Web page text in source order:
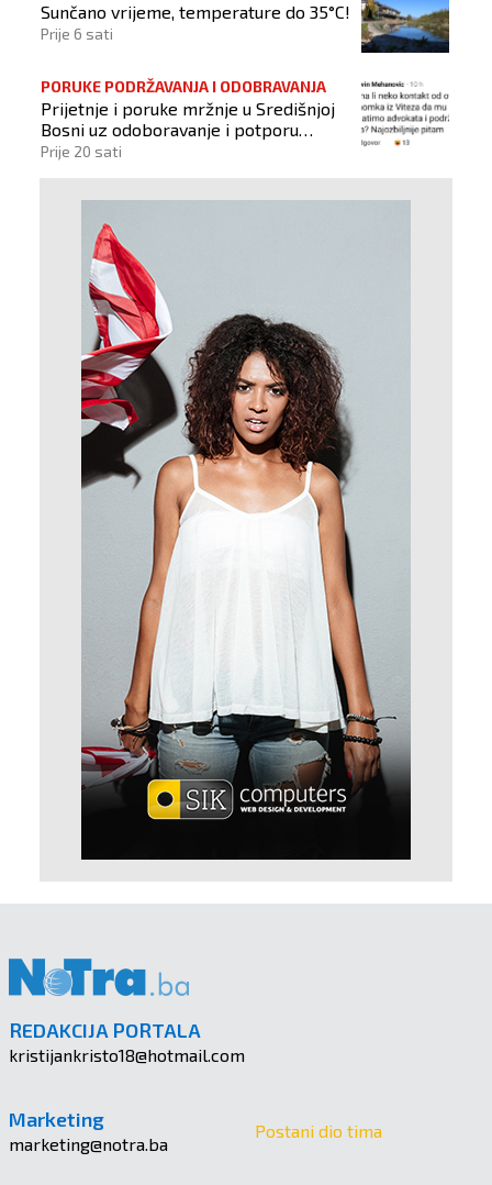
Sunčano vrijeme, temperature do 35°C!
Prije 6 sati
PORUKE PODRŽAVANJA I ODOBRAVANJA
Prijetnje i poruke mržnje u Središnjoj
Bosni uz odoboravanje i potporu
počinitelju
Prije 20 sati
REDAKCIJA PORTALA
kristijankristo18@hotmail.com
Marketing
marketing@notra.ba
Postani dio tima